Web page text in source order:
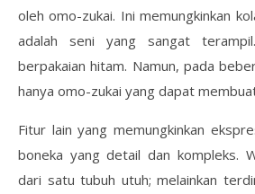
oleh omo-zukai. Ini memungkinkan
adalah seni yang sangat
berpakaian hitam. Namun, pada
hanya omo-zukai yang dapat
Fitur lain yang memungkinkan
boneka yang detail dan kompleks.
dari satu tubuh utuh; melainkan